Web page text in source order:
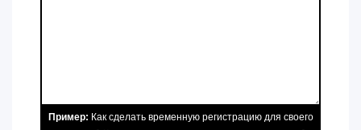
Пример: Как сделать временную регистрацию для своего